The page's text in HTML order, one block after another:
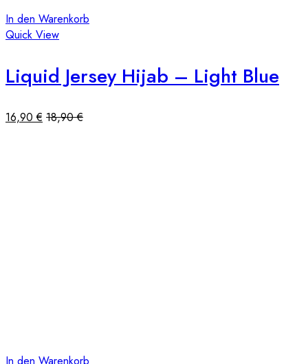
In den Warenkorb
Quick View
Liquid Jersey Hijab – Light Blue
16,90€ 18,90€